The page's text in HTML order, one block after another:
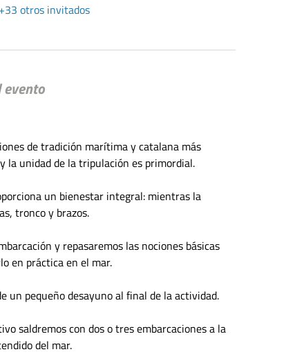
+33 otros invitados
evento
de tradición marítima y catalana más
la unidad de la tripulación es primordial.
un bienestar integral: mientras la
tronco y brazos.
y repasaremos las nociones básicas
en práctica en el mar.
pequeño desayuno al final de la actividad.
saldremos con dos o tres embarcaciones a la
del mar.